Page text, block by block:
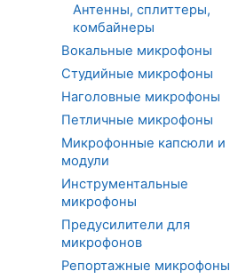
Антенны, сплиттеры,
комбайнеры
Вокальные микрофоны
Студийные микрофоны
Наголовные микрофоны
Петличные микрофоны
Микрофонные капсюли и
модули
Инструментальные
микрофоны
Предусилители для
микрофонов
Репортажные микрофоны